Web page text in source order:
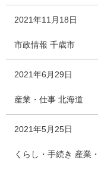
2021年11月18日
市政情報 千歳市
2021年6月29日
産業・仕事 北海道
2021年5月25日
くらし・手続き 産業